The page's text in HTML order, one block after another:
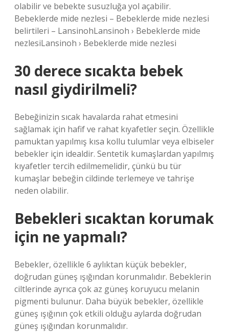
olabilir ve bebekte susuzluğa yol açabilir.
Bebeklerde mide nezlesi – Bebeklerde mide nezlesi
belirtileri – LansinohLansinoh › Bebeklerde mide
nezlesiLansinoh › Bebeklerde mide nezlesi
30 derece sıcakta bebek
nasıl giydirilmeli?
Bebeğinizin sıcak havalarda rahat etmesini
sağlamak için hafif ve rahat kıyafetler seçin. Özellikle
pamuktan yapılmış kısa kollu tulumlar veya elbiseler
bebekler için idealdir. Sentetik kumaşlardan yapılmış
kıyafetler tercih edilmemelidir, çünkü bu tür
kumaşlar bebeğin cildinde terlemeye ve tahrişe
neden olabilir.
Bebekleri sıcaktan korumak
için ne yapmalı?
Bebekler, özellikle 6 aylıktan küçük bebekler,
doğrudan güneş ışığından korunmalıdır. Bebeklerin
ciltlerinde ayrıca çok az güneş koruyucu melanin
pigmenti bulunur. Daha büyük bebekler, özellikle
güneş ışığının çok etkili olduğu aylarda doğrudan
güneş ışığından korunmalıdır.